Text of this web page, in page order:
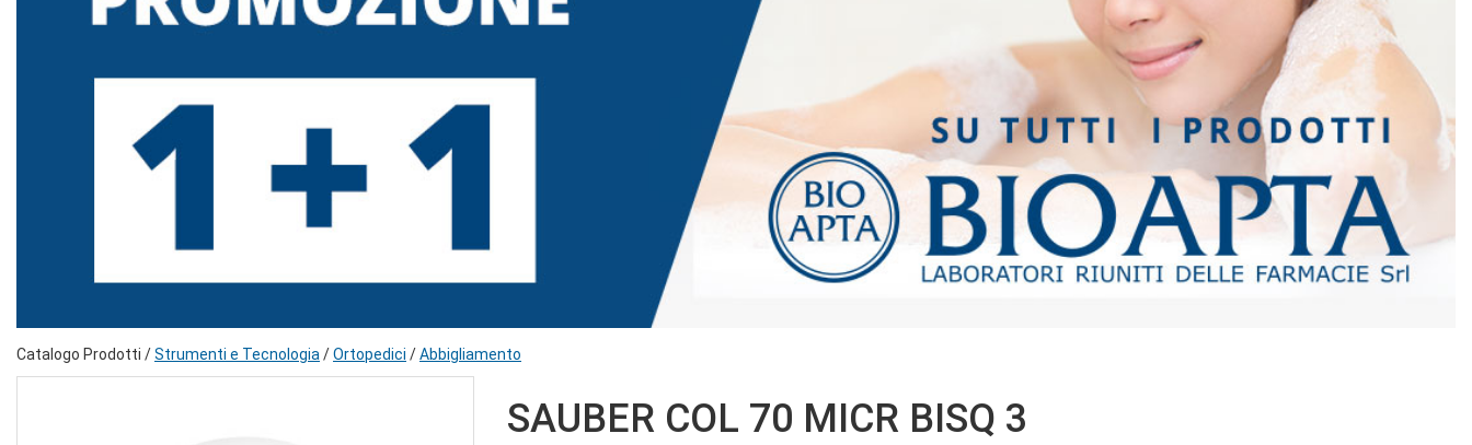
Catalogo Prodotti /Strumenti e Tecnologia /Ortopedici /Abbigliamento
SAUBER COL 70 MICR BISQ 3